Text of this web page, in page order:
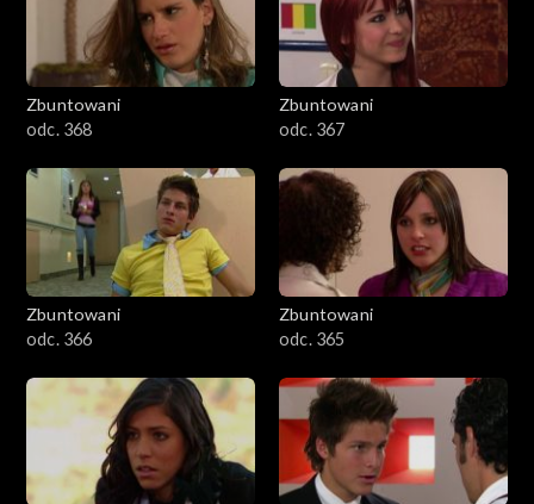
Zbuntowani
odc. 368
Zbuntowani
odc. 367
Zbuntowani
odc. 366
Zbuntowani
odc. 365